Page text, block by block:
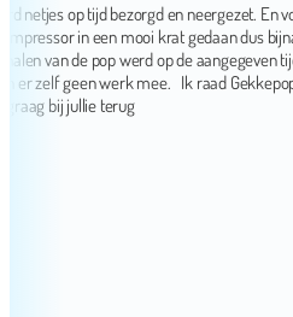
op tijd bezorgd en neergezet. En voor
in een mooi krat gedaan dus bijna niet
de pop werd op de aangegeven tijd
geen werk mee. Ik raad Gekkepoppen
bij jullie terug